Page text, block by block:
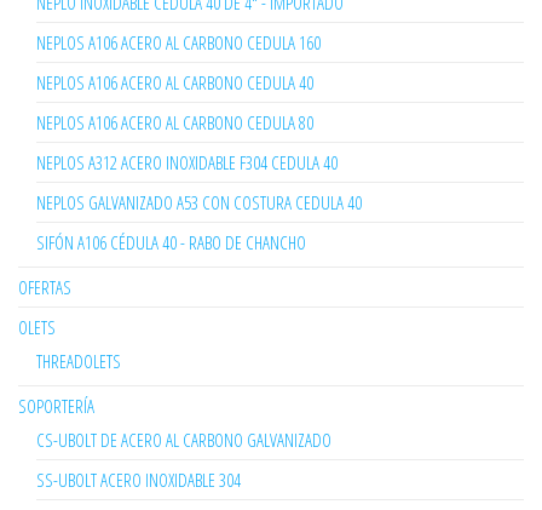
NEPLOS A106 ACERO AL CARBONO CEDULA 160
NEPLOS A106 ACERO AL CARBONO CEDULA 40
NEPLOS A106 ACERO AL CARBONO CEDULA 80
NEPLOS A312 ACERO INOXIDABLE F304 CEDULA 40
NEPLOS GALVANIZADO A53 CON COSTURA CEDULA 40
SIFÓN A106 CÉDULA 40 - RABO DE CHANCHO
OFERTAS
OLETS
THREADOLETS
SOPORTERÍA
CS-UBOLT DE ACERO AL CARBONO GALVANIZADO
SS-UBOLT ACERO INOXIDABLE 304